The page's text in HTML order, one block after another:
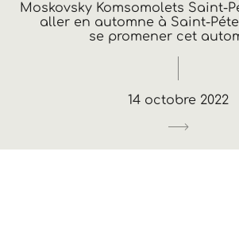
Moskovsky Komsomolets Saint-
aller en automne à Saint-
se promener cet
14 octobre 2022